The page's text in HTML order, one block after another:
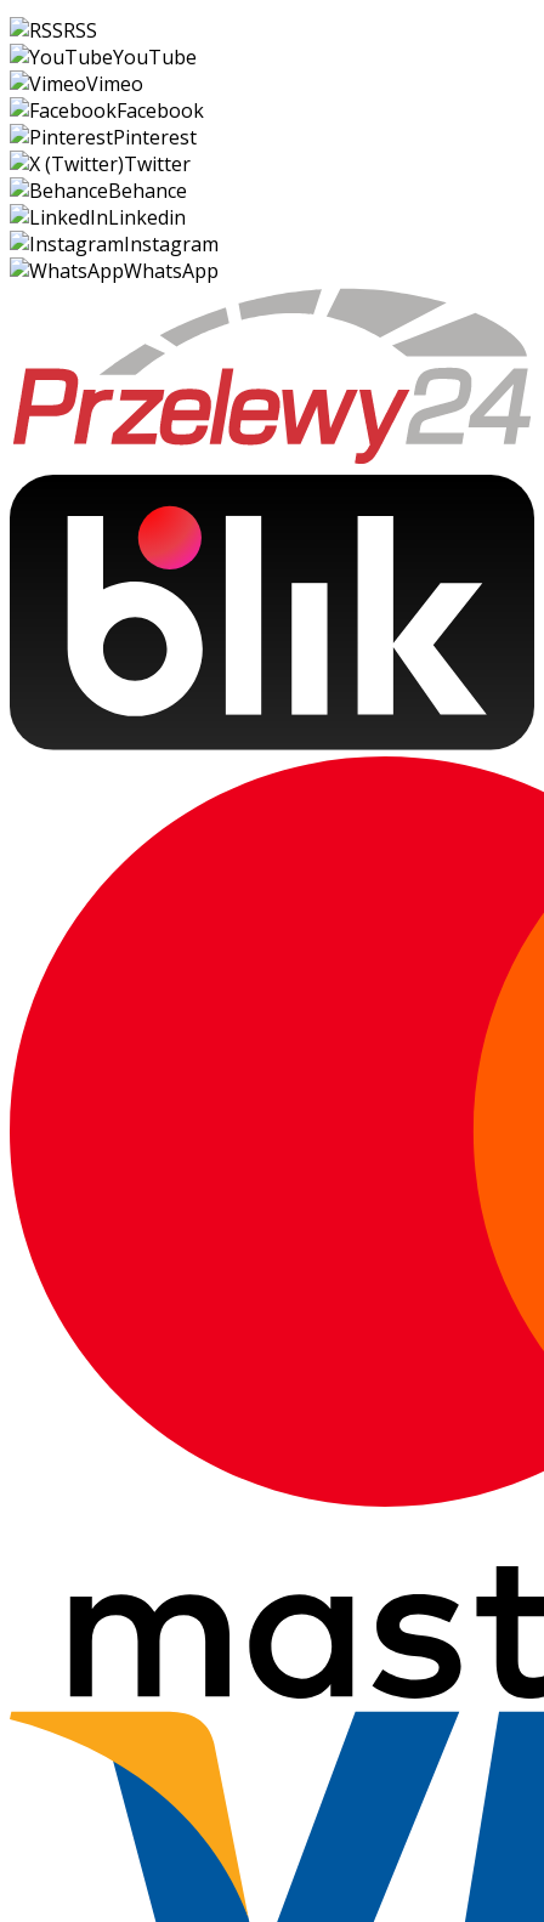
RSS
YouTube
Vimeo
Facebook
Pinterest
Twitter
Behance
Linkedin
Instagram
WhatsApp